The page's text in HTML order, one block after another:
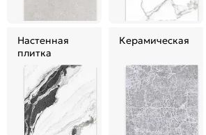
Настенная
плитка
Керамическая